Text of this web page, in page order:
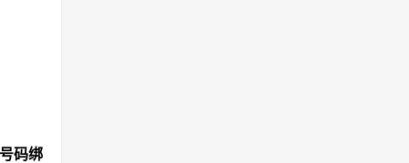
码绑